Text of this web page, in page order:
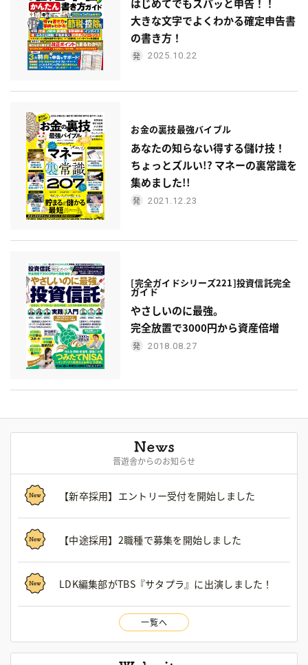
大きな文字でよくわかる確定申告書
の書き方！
2025.10.22
お金の裏技最強バイブル
あなたの知らない得する儲け技！
ちょっとズルい!? マネーの裏常識を
集めました!!
2021.12.23
[完全ガイドシリーズ221]投資信託完全
ガイド
やさしいのに最強。
完全放置で3000円から資産倍増
2018.08.27
晋遊舎からのお知らせ
【新卒採用】エントリー受付を開始しました
【中途採用】2職種で募集を開始しました
LDK編集部がTBS『サタプラ』に出演しました！
一覧へ